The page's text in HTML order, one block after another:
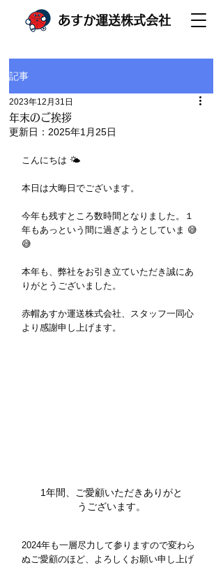
あすか運送株式会社
記事
年末のご挨拶
2023年12月31日
更新日： 2025年1月25日
こんにちは 🌤
本日は大晦日でございます。
今年も残すところ数時間となりました。１
年もあっという間に過ぎようとしていま 😅
😅
本年も、弊社をお引き立ていただき誠にあ
りがとうございました。
赤帽あすか運送株式会社、スタッフ一同心
より感謝申し上げます。
1年間、ご愛顧いただきありがと
うございます。
2024年も一層尽力して参りますので変わら
ぬご愛顧のほど、よろしくお願い申し上げ